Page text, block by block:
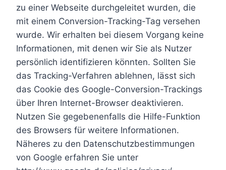
zu einer Webseite durchgeleitet wurden, die
mit einem Conversion-Tracking-Tag versehen
wurde. Wir erhalten bei diesem Vorgang keine
Informationen, mit denen wir Sie als Nutzer
persönlich identifizieren könnten. Sollten Sie
das Tracking-Verfahren ablehnen, lässt sich
das Cookie des Google-Conversion-Trackings
über Ihren Internet-Browser deaktivieren.
Nutzen Sie gegebenenfalls die Hilfe-Funktion
des Browsers für weitere Informationen.
Näheres zu den Datenschutzbestimmungen
von Google erfahren Sie unter